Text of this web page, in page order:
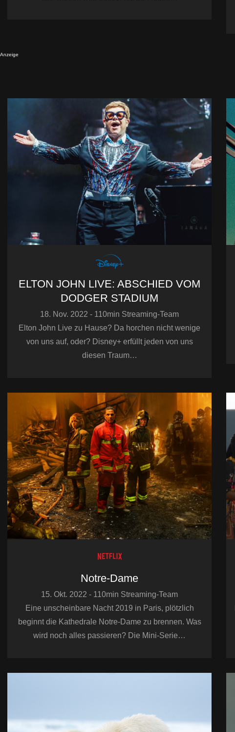
Anzeige
ELTON JOHN LIVE: ABSCHIED VOM
DODGER STADIUM
18. Nov. 2022 - 110min Streaming-Team
Elton John Live zu Hause? Da horchen nicht wenige
von uns auf, oder? Disney+ erfüllt jeden von uns
diesen Traum…
Notre-Dame
15. Okt. 2022 - 110min Streaming-Team
Eine unscheinbare Nacht 2019 in Paris, plötzlich
beginnt die Kathedrale Notre-Dame zu brennen. Was
wird noch alles passieren? Die Mini-Serie…